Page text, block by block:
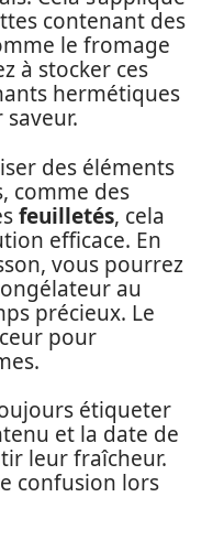
contenant des
le fromage
à stocker ces
hermétiques
des éléments
comme des
feuilletés, cela
efficace. En
vous pourrez
au
précieux. Le
pour
étiqueter
et la date de
leur fraîcheur.
confusion lors